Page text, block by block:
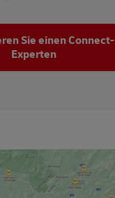
Sie einen Connect-
Experten